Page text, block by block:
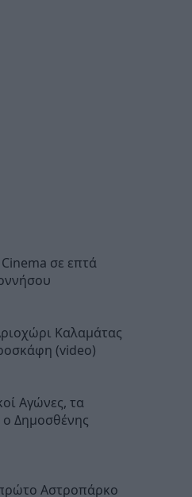
σε επτά
Καλαμάτας
(video)
Αγώνες, τα
Δημοσθένης
Αστροπάρκο